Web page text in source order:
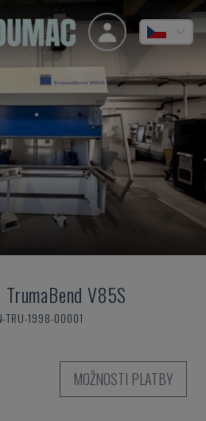
TrumaBend V85S
TRU-1998-00001
MOŽNOSTI PLATBY